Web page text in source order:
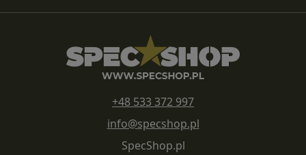
+48 533 372 997
info@specshop.pl
SpecShop.pl